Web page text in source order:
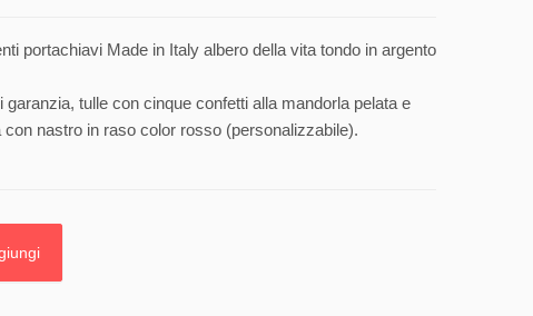
portachiavi Made in Italy albero della vita tondo in argento
tulle con cinque confetti alla mandorla pelata e
nastro in raso color rosso (personalizzabile).